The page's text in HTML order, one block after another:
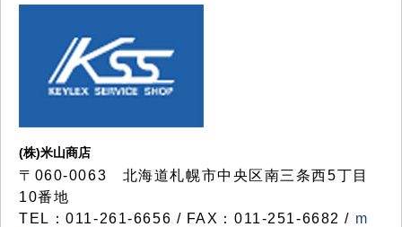
(株)米山商店
〒060-0063 北海道札幌市中央区南三条西5丁目
10番地
TEL：011-261-6656 / FAX：011-251-6682 / m